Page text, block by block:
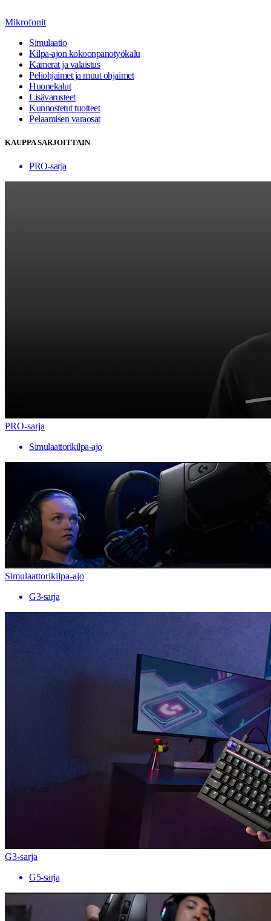
Mikrofonit
Simulaatio
Kilpa-ajon kokoonpanotyökalu
Kamerat ja valaistus
Peliohjaimet ja muut ohjaimet
Huonekalut
Lisävarusteet
Kunnostetut tuotteet
Pelaamisen varaosat
KAUPPA SARJOITTAIN
PRO-sarja
PRO-sarja
Simulaattorikilpa-ajo
Simulaattorikilpa-ajo
G3-sarja
G3-sarja
G5-sarja